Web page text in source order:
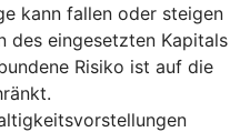
kann fallen oder steigen
des eingesetzten Kapitals
Risiko ist auf die